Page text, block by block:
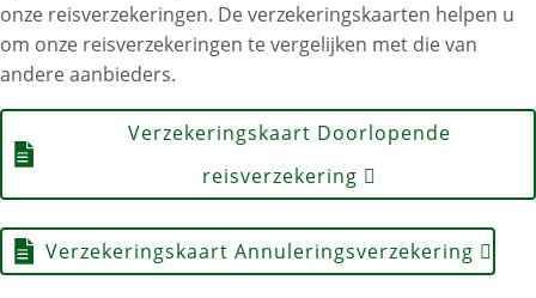
onze reisverzekeringen. De verzekeringskaarten helpen u
om onze reisverzekeringen te vergelijken met die van
andere aanbieders.
Verzekeringskaart Doorlopende
reisverzekering
Verzekeringskaart Annuleringsverzekering